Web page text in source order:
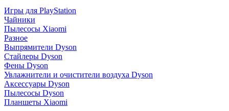
Игры для PlayStation
Чайники
Пылесосы Xiaomi
Разное
Выпрямители Dyson
Стайлеры Dyson
Фены Dyson
Увлажнители и очистители воздуха Dyson
Аксессуары Dyson
Пылесосы Dyson
Планшеты Xiaomi